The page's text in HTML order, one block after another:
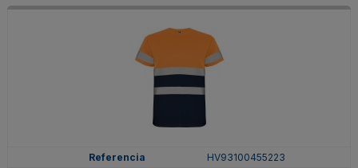
HV93100455223